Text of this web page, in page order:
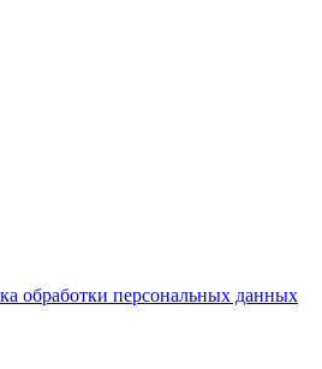
обработки персональных данных